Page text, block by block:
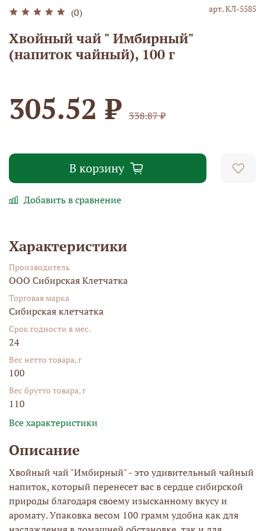
(0) арт.КЛ-5585
Хвойный чай " Имбирный"
(напиток чайный), 100 г
305.52 ₽ 338.87 ₽
В корзину
Добавить в сравнение
Характеристики
Производитель
ООО Сибирская Клетчатка
Торговая марка
Сибирская клетчатка
Срок годности в мес.
24
Вес нетто товара, г
100
Вес брутто товара, г
110
Все характеристики
Описание
Хвойный чай "Имбирный" - это удивительный чайный
напиток, который перенесет вас в сердце сибирской
природы благодаря своему изысканному вкусу и
аромату. Упаковка весом 100 грамм удобна как для